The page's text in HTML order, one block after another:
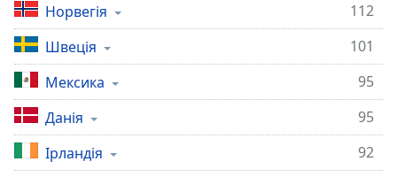
Норвегія
112
Швеція
101
Мексика
95
Данія
95
Ірландія
92